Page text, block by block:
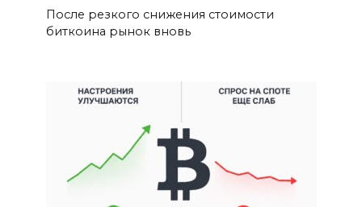
После резкого снижения стоимости
биткоина рынок вновь